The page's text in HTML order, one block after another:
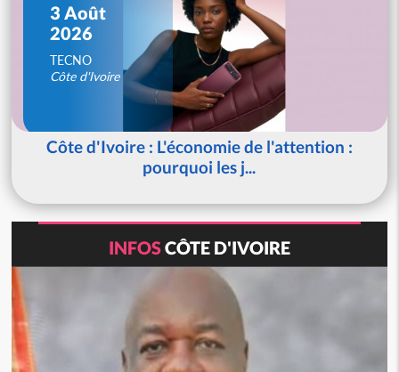
3 Août
2026
TECNO
Côte d'Ivoire
Côte d'Ivoire : L'économie de l'attention :
pourquoi les j...
INFOSCÔTE D'IVOIRE